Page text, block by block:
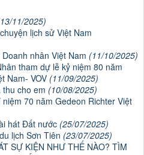
11/2025)
lịch sử Việt Nam
nhân Việt Nam (11/10/2025)
tham dự lễ kỷ niệm 80 năm
Nam- VOV (11/09/2025)
cho em (10/08/2025)
70 năm Gedeon Richter Việt
hát Đất nước (25/07/2025)
lịch Sơn Tiên (23/07/2025)
SỰ KIỆN NHƯ THẾ NÀO? TÌM